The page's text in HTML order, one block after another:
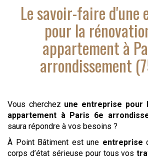
Le savoir-faire d'une
pour la
appartementà
arrondissement
Vous cherchez une entreprise pour
appartement à Paris 6e
saura répondre à vos besoins ?
À Point Bâtiment est une entreprise
corps d’état sérieuse pour tous vos